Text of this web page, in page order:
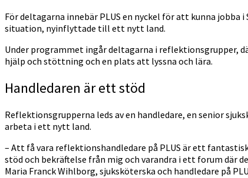
För deltagarna innebär PLUS en nyckel för att kunna
situation, nyinflyttade till ett nytt land.
Under programmet ingår deltagarna i reflektionsgrupper,
hjälp och stöttning och en plats att lyssna och lära.
Handledaren är ett stöd
Reflektionsgrupperna leds av en handledare, en senior
arbeta i ett nytt land.
– Att få vara reflektionshandledare på PLUS är ett
stöd och bekräftelse från mig och varandra i ett forum där
Maria Franck Wihlborg, sjuksköterska och handledare på